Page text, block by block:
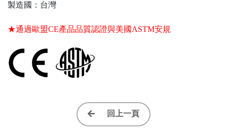
製造國：台灣
★通過歐盟CE產品品質認證與美國ASTM安規
回上一頁